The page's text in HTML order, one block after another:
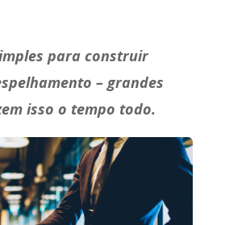
para construir
– grandes
isso o tempo todo.